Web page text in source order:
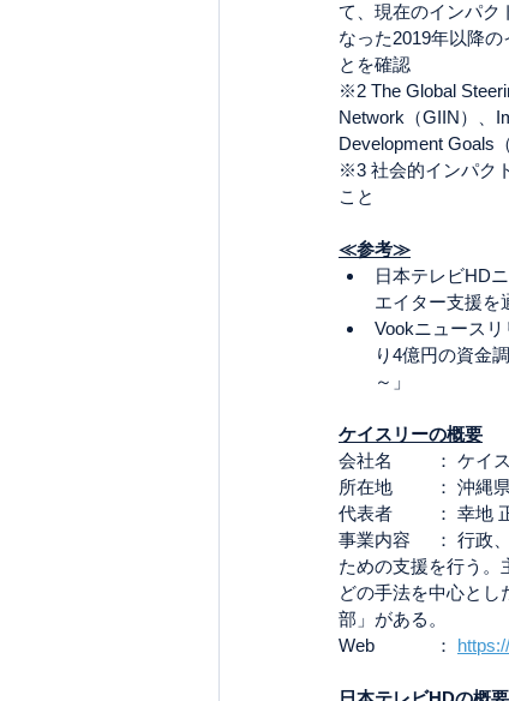
て、現在のインパク
なった2019年以降
とを確認
※2 The Global
Network（GIIN）、
Development Goals
※3 社会的インパク
こと
≪参考≫
日本テレビHD
エイター支援を
Vookニュース
り4億円の資金
～」
ケイスリーの概要
会社名 	：
所在地 	：
代表者 	： 幸
事業内容	： 行政、企業、NPO及び金融機関などあらゆる団体が社会課題解決を目的とした意思決定をする
ための支援を行う。
どの手法を中心とし
部」がある。
Web	 	：